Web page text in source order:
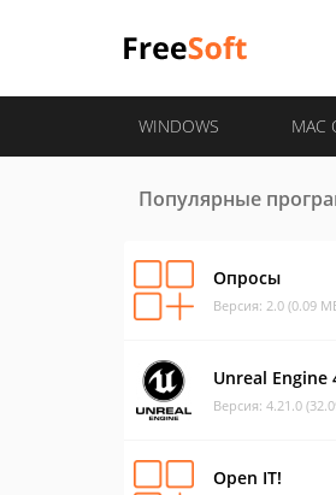
WINDOWS MAC
Популярные
Опросы
Версия: 2.0 (0.09
Unreal Engine
Версия: 4.21.0
Open IT!